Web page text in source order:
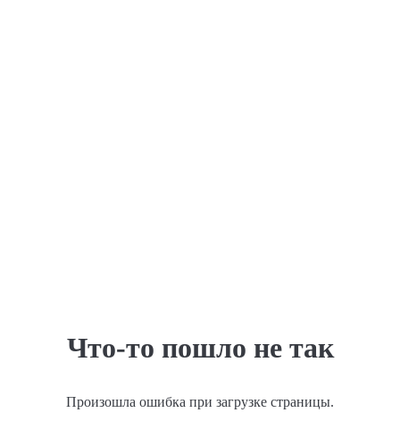
Что-то пошло не так
Произошла ошибка при загрузке страницы.